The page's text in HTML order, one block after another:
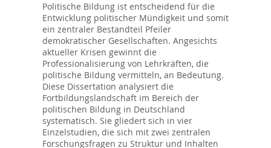
Politische Bildung ist entscheidend für die
Entwicklung politischer Mündigkeit und somit
ein zentraler Bestandteil Pfeiler
demokratischer Gesellschaften. Angesichts
aktueller Krisen gewinnt die
Professionalisierung von Lehrkräften, die
politische Bildung vermitteln, an Bedeutung.
Diese Dissertation analysiert die
Fortbildungslandschaft im Bereich der
politischen Bildung in Deutschland
systematisch. Sie gliedert sich in vier
Einzelstudien, die sich mit zwei zentralen
Forschungsfragen zu Struktur und Inhalten